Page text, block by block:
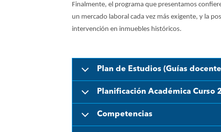
Finalmente, el programa que presentamos
un mercado laboral cada vez más exigente, y la
intervención en inmuebles históricos.
Plan de Estudios (Guías
Planificación Académica Curso
Competencias